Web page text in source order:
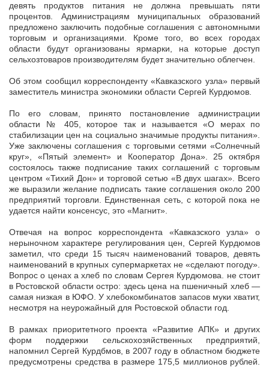
девять продуктов питания не должна превышать пяти
процентов. Администрациям муниципальных образований
предложено заключить подобные соглашения с автономными
торговым и организациями. Кроме того, во всех городах
области будут организованы ярмарки, на которые доступ
сельхозтоваров производителям будет значительно облегчен.
Об этом сообщил корреспонденту «Кавказского узла» первый
заместитель министра экономики области Сергей Курдюмов.
По его словам, принято постановление администрации
области № 405, которое так и называется «О мерах по
стабилизации цен на социально значимые продукты питания».
Уже заключены соглашения с торговыми сетями «Солнечный
круг», «Пятый элемент» и Кооператор Дона». 25 октября
состоялось также подписание таких соглашений с торговым
центром «Тихий Дон» и торговой сетью «В двух шагах». Всего
же выразили желание подписать такие соглашения около 200
предприятий торговли. Единственная сеть, с которой пока не
удается найти консенсус, это «Магнит».
Отвечая на вопрос корреспондента «Кавказского узла» о
нерыночном характере регулирования цен, Сергей Курдюмов
заметил, что среди 15 тысяч наименований товаров, девять
наименований в крупных супермаркетах не «сделают погоду».
Вопрос о ценах а хлеб по словам Сергея Курдюмова. не стоит
в Ростовской области остро: здесь цена на пшеничный хлеб —
самая низкая в ЮФО. У хлебокомбинатов запасов муки хватит,
несмотря на неурожайный для Ростовской области год.
В рамках приоритетного проекта «Развитие АПК» и других
форм поддержки сельскохозяйственных предприятий,
напомнил Сергей Курдбмов, в 2007 году в областном бюджете
предусмотрены средства в размере 175,5 миллионов рублей.